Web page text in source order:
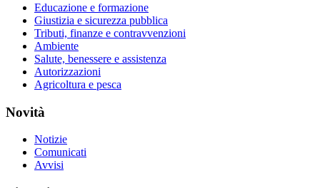
Educazione e formazione
Giustizia e sicurezza pubblica
Tributi, finanze e contravvenzioni
Ambiente
Salute, benessere e assistenza
Autorizzazioni
Agricoltura e pesca
Novità
Notizie
Comunicati
Avvisi